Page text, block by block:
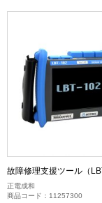
故障修理支援ツール（
正電成和
商品コード：11257300